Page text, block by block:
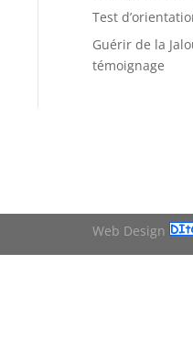
Test
Guérir de la
témoignage
Web Design